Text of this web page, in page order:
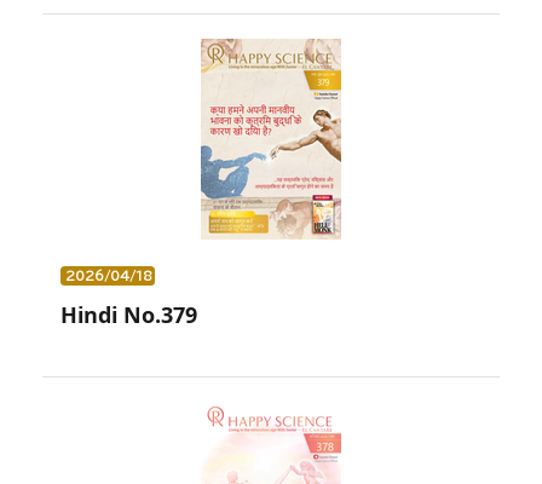
2026/04/18
Hindi No.379